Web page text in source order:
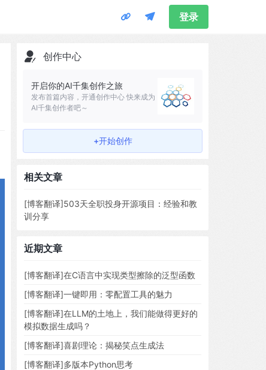
登录
创作中心
开启你的AI千集创作之旅
发布首篇内容，开通创作中心 快来成为
AI千集创作者吧～
+开始创作
相关文章
[博客翻译]503天全职投身开源项目：经验和教
训分享
近期文章
[博客翻译]在C语言中实现类型擦除的泛型函数
[博客翻译]一键即用：零配置工具的魅力
[博客翻译]在LLM的土地上，我们能做得更好的
模拟数据生成吗？
[博客翻译]喜剧理论：揭秘笑点生成法
[博客翻译]多版本Python思考